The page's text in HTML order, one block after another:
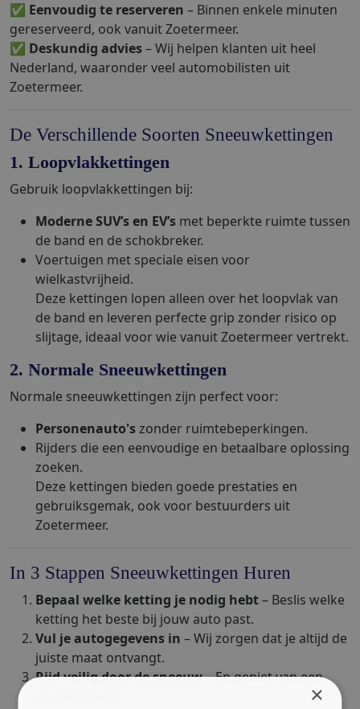
✅ Eenvoudig te reserveren – Binnen enkele minuten
gereserveerd, ook vanuit Zoetermeer.
✅ Deskundig advies– Wij helpen klanten uit heel
Nederland, waaronder veel automobilisten uit
Zoetermeer.
De Verschillende Soorten Sneeuwkettingen
1. Loopvlakkettingen
Gebruik loopvlakkettingen bij:
Moderne SUV’s en EV’s met beperkte ruimte tussen
de band en de schokbreker.
Voertuigen met speciale eisen voor
wielkastvrijheid.
Deze kettingen lopen alleen over het loopvlak van
de band en leveren perfecte grip zonder risico op
slijtage, ideaal voor wie vanuit Zoetermeer vertrekt.
2. Normale Sneeuwkettingen
Normale sneeuwkettingen zijn perfect voor:
Personenauto'szonder ruimtebeperkingen.
Rijders die een eenvoudige en betaalbare oplossing
zoeken.
Deze kettingen bieden goede prestaties en
gebruiksgemak, ook voor bestuurders uit
Zoetermeer.
In 3 Stappen Sneeuwkettingen Huren
Bepaal welke ketting je nodig hebt– Beslis welke
ketting het beste bij jouw auto past.
Vul je autogegevens in – Wij zorgen dat je altijd de
juiste maat ontvangt.
Rijd veilig door de sneeuw– En geniet van een
×